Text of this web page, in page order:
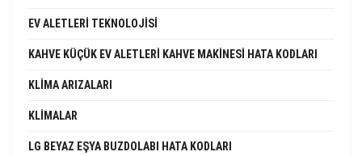
EV ALETLERI TEKNOLOJISI
KAHVE KÜÇÜK EV ALETLERI KAHVE MAKINESI HATA KODLARI
KLIMA ARIZALARI
KLIMALAR
LG BEYAZ EŞYA BUZDOLABI HATA KODLARI